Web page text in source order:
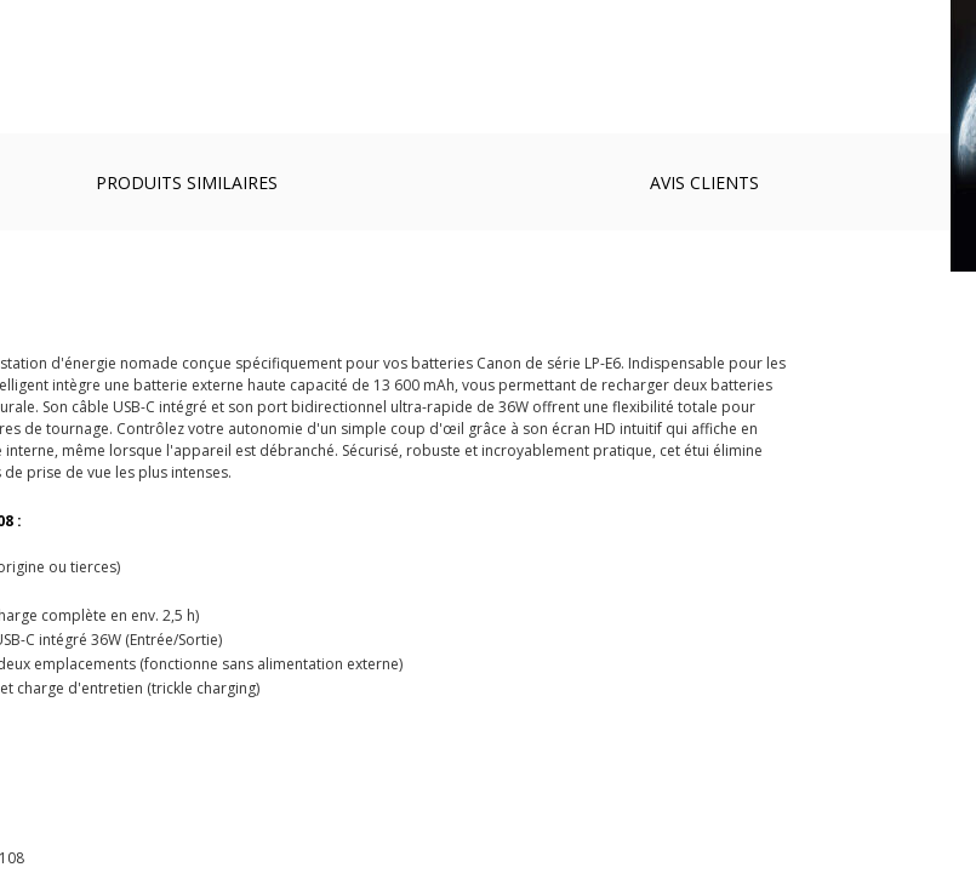
PRODUITS SIMILAIRES AVIS CLIENTS
d'énergie nomade conçue spécifiquement pour vos batteries Canon de série LP-E6. Indispensable pour les
intègre une batterie externe haute capacité de 13 600 mAh, vous permettant de recharger deux batteries
Son câble USB-C intégré et son port bidirectionnel ultra-rapide de 36W offrent une flexibilité totale pour
de tournage. Contrôlez votre autonomie d'un simple coup d'œil grâce à son écran HD intuitif qui affiche en
même lorsque l'appareil est débranché. Sécurisé, robuste et incroyablement pratique, cet étui élimine
prise de vue les plus intenses.
:
ou tierces)
complète en env. 2,5 h)
C intégré 36W (Entrée/Sortie)
emplacements (fonctionne sans alimentation externe)
charge d'entretien (trickle charging)